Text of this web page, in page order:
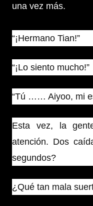
una vez más.
“¡Hermano Tian!”
“¡Lo siento mucho!”
“Tú …… Aiyoo, mi
Esta vez, la
atención. Dos
segundos?
¿Qué tan mala